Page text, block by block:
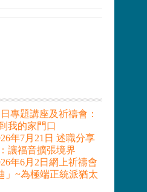
專題講座及祈禱會：
我的家門口
年7月21日 述職分享
讓福音擴張境界
年6月2日網上祈禱會
」~為極端正統派猶太